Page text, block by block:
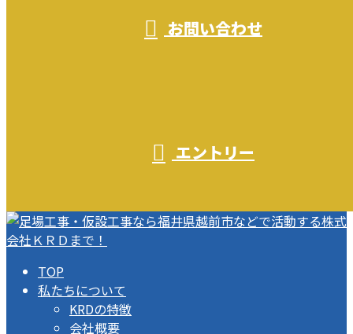
お問い合わせ
エントリー
TOP
私たちについて
KRDの特徴
会社概要